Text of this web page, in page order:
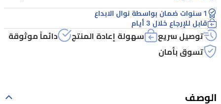
1 سنوات ضمان بواسطة نوال الابداع
قابل للإرجاع خلال 3 أيام
توصيل سريع سهولة إعادة المنتج
دائماً موثوقة
تسوق بأمان
الوصف